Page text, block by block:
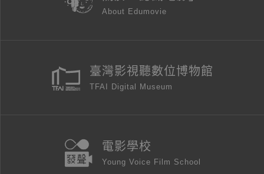
About Edumovie
臺灣影視聽數位博物館
TFAI Digital Museum
電影學校
Young Voice Film School